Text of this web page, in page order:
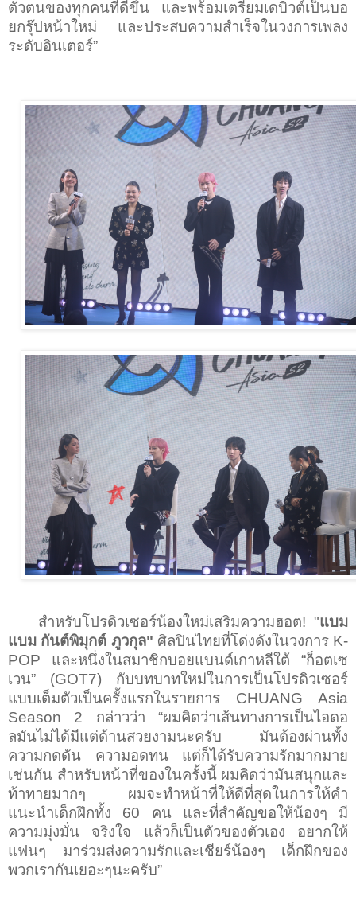
ตัวตนของทุกคนที่ดีขึ้น และพร้อมเตรียมเดบิวต์เป็นบอ
ยกรุ๊ปหน้าใหม่ และประสบความสำเร็จในวงการเพลง
ระดับอินเตอร์”
สำหรับโปรดิวเซอร์น้องใหม่เสริมความฮอต! "แบม
แบม กันต์พิมุกต์ ภูวกุล" ศิลปินไทยที่โด่งดังในวงการ K-
POP และหนึ่งในสมาชิกบอยแบนด์เกาหลีใต้ “ก็อตเซ
เวน” (GOT7) กับบทบาทใหม่ในการเป็นโปรดิวเซอร์
แบบเต็มตัวเป็นครั้งแรกในรายการ CHUANG Asia
Season 2 กล่าวว่า“ผมคิดว่าเส้นทางการเป็นไอดอ
ลมันไม่ได้มีแต่ด้านสวยงามนะครับ มันต้องผ่านทั้ง
ความกดดัน ความอดทน แต่ก็ได้รับความรักมากมาย
เช่นกัน สำหรับหน้าที่ของในครั้งนี้ ผมคิดว่ามันสนุกและ
ท้าทายมากๆ ผมจะทำหน้าที่ให้ดีที่สุดในการให้คำ
แนะนำเด็กฝึกทั้ง 60 คน และที่สำคัญขอให้น้องๆ มี
ความมุ่งมั่น จริงใจ แล้วก็เป็นตัวของตัวเอง อยากให้
แฟนๆ มาร่วมส่งความรักและเชียร์น้องๆ เด็กฝึกของ
พวกเรากันเยอะๆนะครับ”